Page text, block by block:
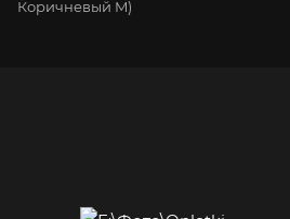
Коричневый M)